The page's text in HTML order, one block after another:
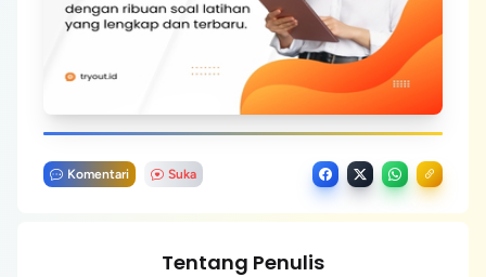
Komentari Suka
Tentang Penulis